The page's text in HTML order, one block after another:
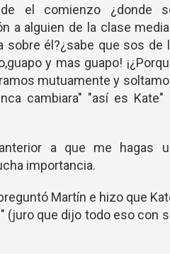
el comienzo ¿donde
a alguien de la clase
sobre él?¿sabe que sos de
y mas guapo!
mutuamente y
cambiara" "así es Kate"
a que me hagas
importancia.
Martín e hizo que
(juro que dijo todo eso con